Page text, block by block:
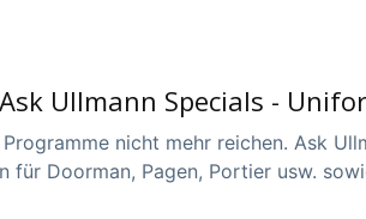
Ask Ullmann Specials -
nicht mehr reichen. Ask
für Doorman, Pagen, Portier usw.